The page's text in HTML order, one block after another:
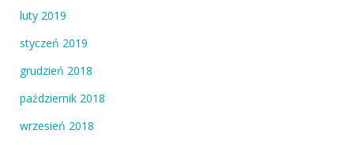
luty 2019
styczeń 2019
grudzień 2018
październik 2018
wrzesień 2018